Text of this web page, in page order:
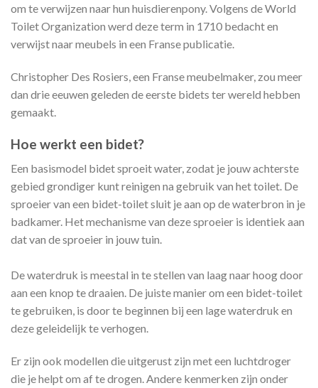
om te verwijzen naar hun huisdierenpony. Volgens de World
Toilet Organization werd deze term in 1710 bedacht en
verwijst naar meubels in een Franse publicatie.
Christopher Des Rosiers, een Franse meubelmaker, zou meer
dan drie eeuwen geleden de eerste bidets ter wereld hebben
gemaakt.
Hoe werkt een bidet?
Een basismodel bidet sproeit water, zodat je jouw achterste
gebied grondiger kunt reinigen na gebruik van het toilet. De
sproeier van een bidet-toilet sluit je aan op de waterbron in je
badkamer. Het mechanisme van deze sproeier is identiek aan
dat van de sproeier in jouw tuin.
De waterdruk is meestal in te stellen van laag naar hoog door
aan een knop te draaien. De juiste manier om een bidet-toilet
te gebruiken, is door te beginnen bij een lage waterdruk en
deze geleidelijk te verhogen.
Er zijn ook modellen die uitgerust zijn met een luchtdroger
die je helpt om af te drogen. Andere kenmerken zijn onder